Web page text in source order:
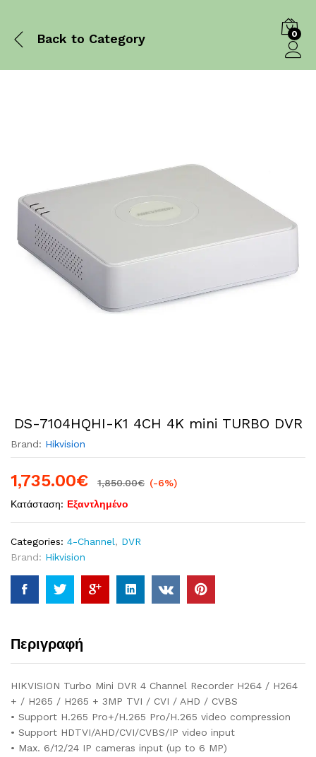
Back to Category 0
DS-7104HQHI-K1 4CH 4K mini TURBO DVR
Brand: Hikvision
1,735.00€ 1,850.00€ (-6%)
Κατάσταση: Εξαντλημένο
Categories: 4-Channel, DVR
Brand: Hikvision
Περιγραφή
HIKVISION Turbo Mini DVR 4 Channel Recorder H264 / H264
+ / H265 / H265 + 3MP TVI / CVI / AHD / CVBS
• Support H.265 Pro+/H.265 Pro/H.265 video compression
• Support HDTVI/AHD/CVI/CVBS/IP video input
• Max. 6/12/24 IP cameras input (up to 6 MP)